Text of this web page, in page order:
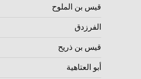
قيس بن الملوح
الفرزدق
قيس بن ذريح
أبو العتاهية